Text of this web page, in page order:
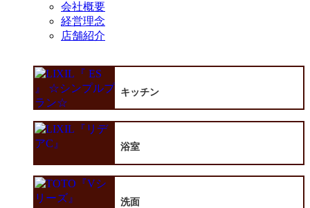
会社概要
経営理念
店舗紹介
キッチン
浴室
洗面